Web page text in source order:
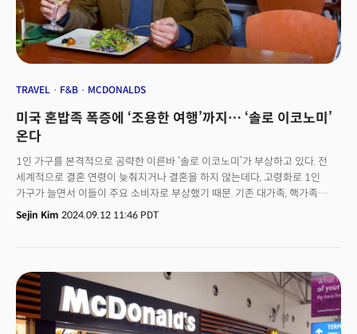
지역에서 매물 증가와 주택 가격 상승 속도의 둔화가 목격. 3. 비트코인, 대선
불확실성과 투자심리 악화에 하락 비트코인은 미 대선 불확실성과 금리인하의
속도 둔화에 대한 우려가 작용하며 6만 6000달러대로 하락. 비트코인은
이번주 초에 7만 달러 돌파를 시도했으나 실패.글로벌 채권 시장의 변동성에
악화시키는 가운데 40억 달러에 달하는 비트코인 옵션 만기가 다가오면서
후보가 민주당의 해리스 후보를 근소하게 앞서고 있으나 대선 불확실성을
반영하고 있다는 평.4. 3분기 기업별 실적 브리핑보잉(BA): 보잉은 팬데믹이
최고경영자(CEO)는 기업 내부에서부터 문화적 변화가 필요하다고 강조하며
파업중인 직원들과의 합의도 필요하다고 언급.AT&T(T): 미 최대 통신업체 중
하나인 AT&T는 비즈니스 와이어라인 부문과 관련해 44억 달러의 비현금
손상 비용으로 영업 비용의 증가를 초래. 분기 매출이 예상보다 부진했으나
니콜이 치폴레에 부임했을 당시와 비슷하다고 평가하며 EPS 성장이 "아직
가능하다"는 평가와 함께 '매수' 의견 유지. 엔페이즈 에너지(ENPH): 태양광
업체 엔페이즈 에너지는 4분기 매출 전망이 실망스럽다는 평가로 주가가
12% 이상 급락.코카콜라(KO): 분기 실적이 예상치를 상회했음에도 주가는
TRAVEL F&B MCDONALDS
미국 혼밥족 폭증에 ‘조용한 여행’까지… ‘솔로 이코노미’
온다
1인 가구를 본격적으로 공략한 이른바 ‘솔로 이코노미’가 부상하고 있다. 전
세계적으로 결혼 연령이 늦춰지거나 결혼을 하지 않는데다, 고령화로 1인
가구가 늘면서 이들이 주요 소비자로 부상했기 때문. 기존 대가족, 핵가족
중심의 소비재, 식음료(F&B) 시장에 1인 가구가 침투하면서 서비스 지형을
바꾸고 있다.
Sejin Kim 2024.09.12 11:46 PDT